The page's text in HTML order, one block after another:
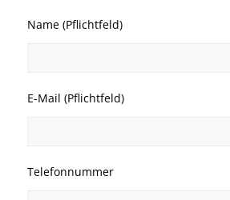
Name (Pflichtfeld)
E-Mail (Pflichtfeld)
Telefonnummer